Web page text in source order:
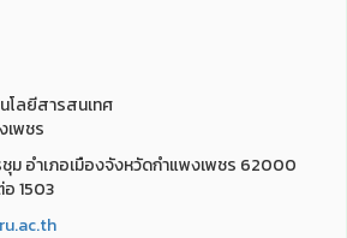
โลยีสารสนเทศ
เพชร
ม อำเภอเมืองจังหวัดกำแพงเพชร 62000
1503